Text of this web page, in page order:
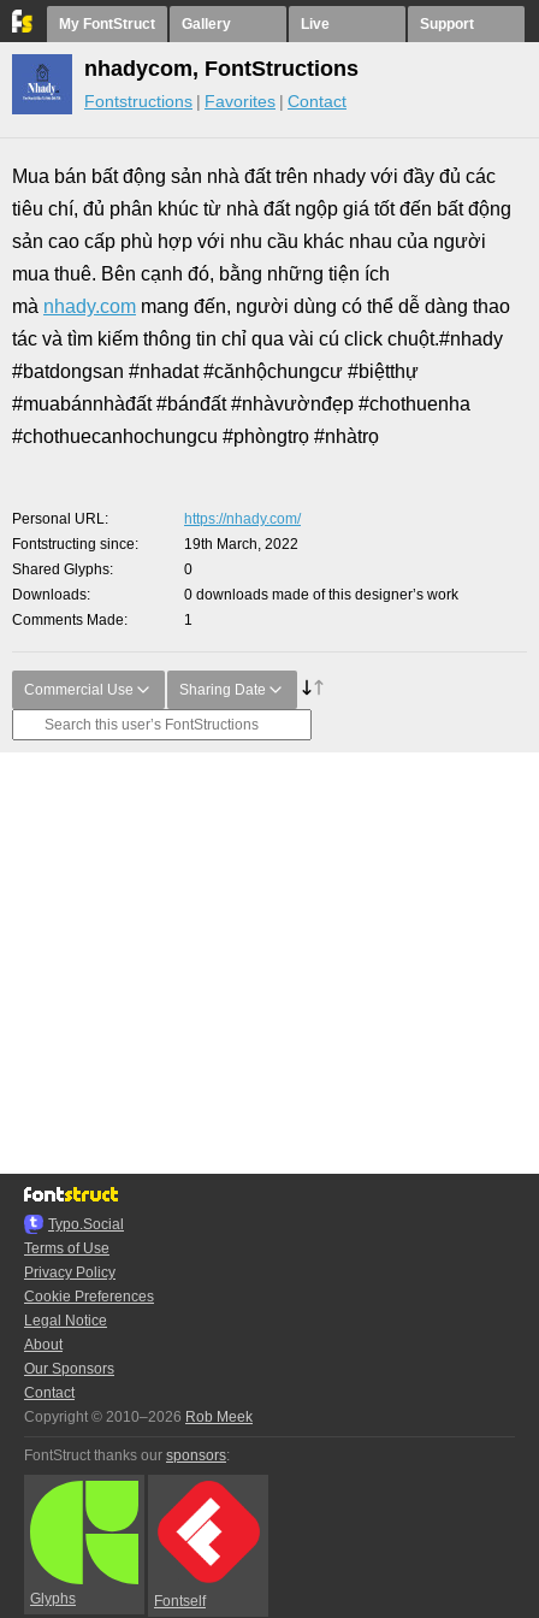
My FontStruct Gallery Live Support
nhadycom, FontStructions
Fontstructions Favorites Contact
Mua bán bất động sản nhà đất trên nhady với đầy đủ các
tiêu chí, đủ phân khúc từ nhà đất ngộp giá tốt đến bất động
sản cao cấp phù hợp với nhu cầu khác nhau của người
mua thuê. Bên cạnh đó, bằng những tiện ích
mà nhady.com mang đến, người dùng có thể dễ dàng thao
tác và tìm kiếm thông tin chỉ qua vài cú click chuột.#nhady
#batdongsan #nhadat #cănhộchungcư #biệtthự
#muabánnhàđất #bánđất #nhàvườnđẹp #chothuenha
#chothuecanhochungcu #phòngtrọ #nhàtrọ
Personal URL
https://nhady.com/
Fontstructing since
19th March, 2022
Shared Glyphs
0
Downloads
0 downloads made of this designer’s work
Comments Made
1
Commercial Use Sharing Date
Typo.Social
Terms of Use
Privacy Policy
Cookie Preferences
Legal Notice
About
Our Sponsors
Contact
Copyright © 2010–2026 Rob Meek
FontStruct thanks our sponsors:
Glyphs Fontself